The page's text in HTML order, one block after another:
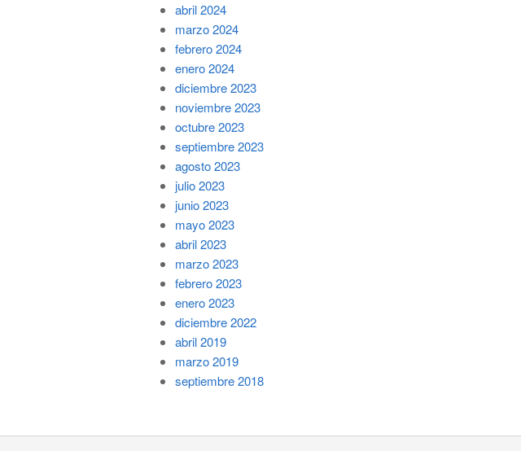
abril 2024
marzo 2024
febrero 2024
enero 2024
diciembre 2023
noviembre 2023
octubre 2023
septiembre 2023
agosto 2023
julio 2023
junio 2023
mayo 2023
abril 2023
marzo 2023
febrero 2023
enero 2023
diciembre 2022
abril 2019
marzo 2019
septiembre 2018